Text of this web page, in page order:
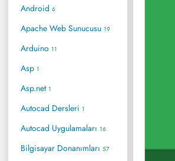
Android 6
Apache Web Sunucusu 19
Arduino 11
Asp 1
Asp.net 1
Autocad Dersleri 1
Autocad Uygulamaları 16
Bilgisayar Donanımları 57